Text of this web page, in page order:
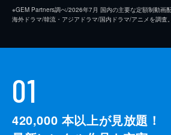
※GEM Partners調べ/2026年7⽉ 国内の主要な定額制動画
海外ドラマ/韓流・アジアドラマ/国内ドラマ/アニメを調査
01
420,000 本以上が見放題！